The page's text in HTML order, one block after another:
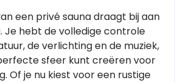
een privé sauna draagt bij aan
Je hebt de volledige controle
de verlichting en de muziek,
sfeer kunt creëren voor
Of je nu kiest voor een rustige